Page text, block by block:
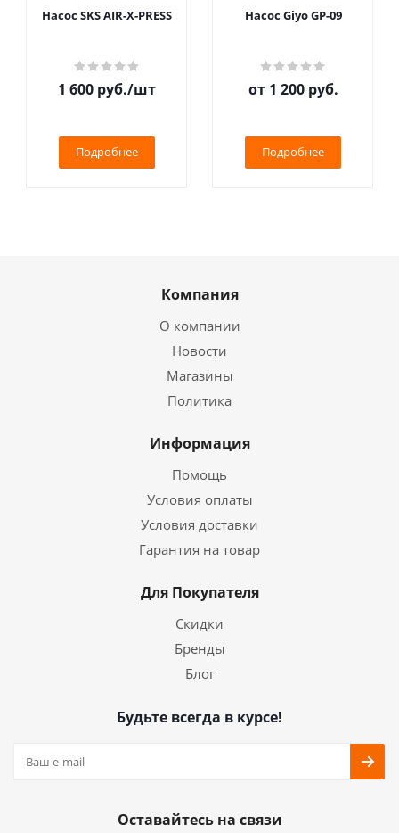
Насос SKS AIR-X-PRESS
1 600 руб./шт
Подробнее
Насос Giyo GP-09
от 1 200 руб.
Подробнее
Компания
О компании
Новости
Магазины
Политика
Информация
Помощь
Условия оплаты
Условия доставки
Гарантия на товар
Для Покупателя
Скидки
Бренды
Блог
Будьте всегда в курсе!
Оставайтесь на связи